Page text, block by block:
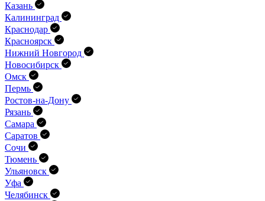
Казань
Калининград
Краснодар
Красноярск
Нижний Новгород
Новосибирск
Омск
Пермь
Ростов-на-Дону
Рязань
Самара
Саратов
Сочи
Тюмень
Ульяновск
Уфа
Челябинск